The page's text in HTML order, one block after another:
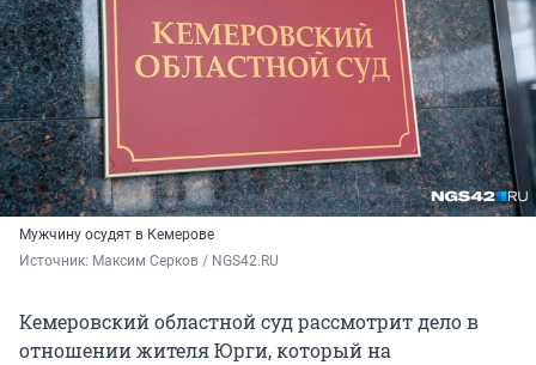
Мужчину осудят в Кемерове
Источник: Максим Серков / NGS42.RU
Кемеровский областной суд рассмотрит дело в
отношении жителя Юрги, который на